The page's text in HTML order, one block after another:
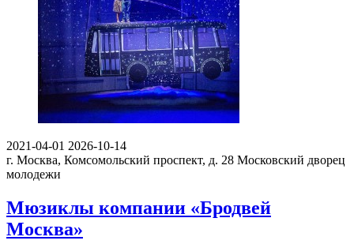
2021-04-01 2026-10-14
г. Москва, Комсомольский проспект, д. 28 Московский дворец
молодежи
Мюзиклы компании «Бродвей
Москва»